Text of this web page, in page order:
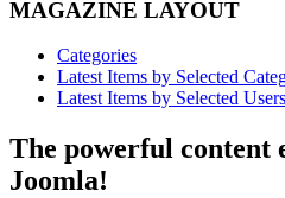
MAGAZINE LAYOUT
Categories
Latest Items by Selected
Latest Items by Selected Users
The powerful content
Joomla!